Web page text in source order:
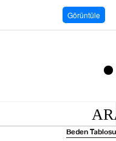
Beden Tablosu
Görüntüle